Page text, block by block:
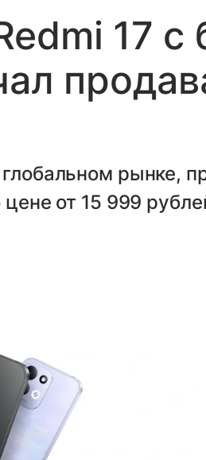
17 с
рынке,
от 15 999